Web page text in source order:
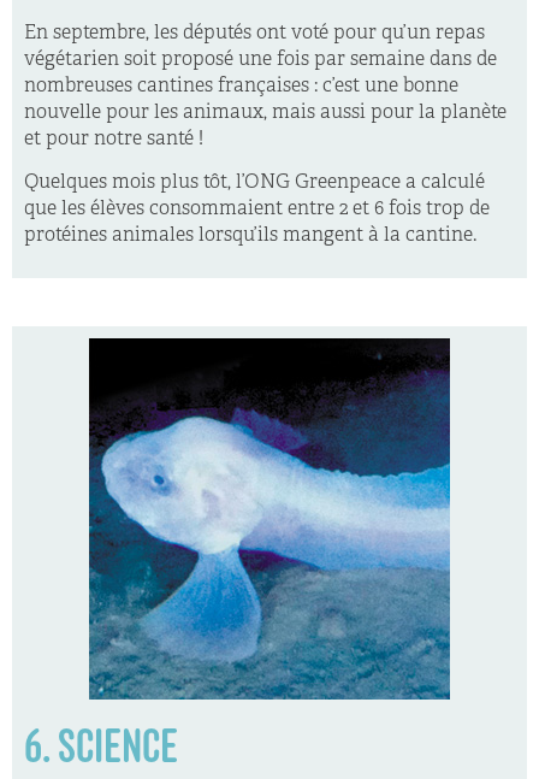
En septembre, les députés ont voté pour qu’un repas
végétarien soit proposé une fois par semaine dans de
nombreuses cantines françaises : c’est une bonne
nouvelle pour les animaux, mais aussi pour la planète
et pour notre santé !
Quelques mois plus tôt, l’ONG Greenpeace a calculé
que les élèves consommaient entre 2 et 6 fois trop de
protéines animales lorsqu’ils mangent à la cantine.
6. SCIENCE